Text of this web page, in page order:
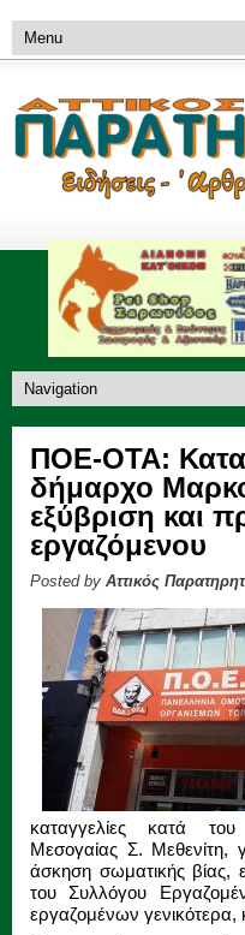
ΠΟΕ-ΟΤΑ:
δήμαρχο
εξύβριση και
εργαζόμενου
Posted by Αττικός
καταγγελίες κατά
Μεσογαίας Σ. Μεθενίτη,
άσκηση σωματικής βίας,
του Συλλόγου
εργαζομένων